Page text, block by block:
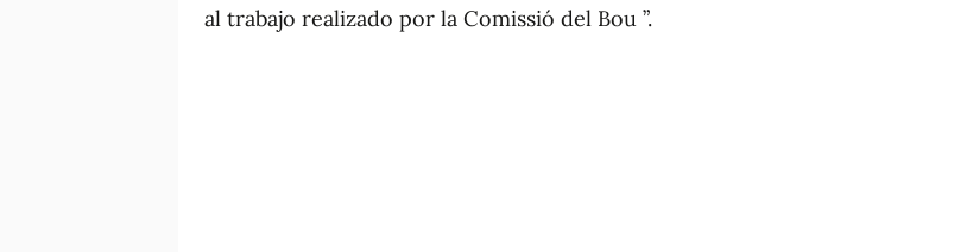
al trabajo realizado por la Comissió del Bou ”.